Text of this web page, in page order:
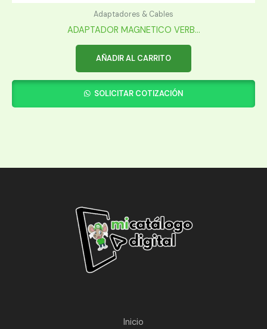
Adaptadores & Cables
ADAPTADOR MAGNETICO VERB...
AÑADIR AL CARRITO
SOLICITAR COTIZACIÓN
Inicio